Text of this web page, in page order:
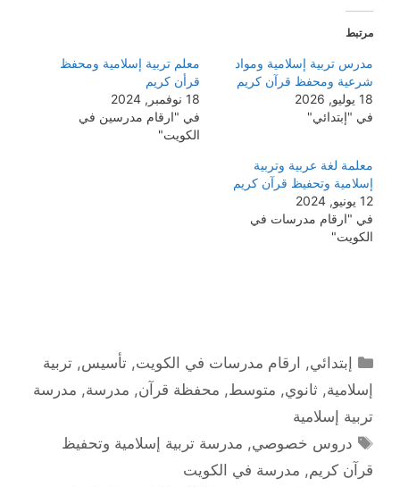
مرتبط
مدرس تربية إسلامية ومواد
شرعية ومحفظ قرآن كريم
18 يوليو, 2026
في "إبتدائي"
معلم تربية إسلامية ومحفظ
قرأن كريم
18 نوفمبر, 2024
في "ارقام مدرسين في
الكويت"
معلمة لغة عربية وتربية
إسلامية وتحفيظ قرآن كريم
12 يونيو, 2024
في "ارقام مدرسات في
الكويت"
التصنيفات
إبتدائي, ارقام مدرسات في الكويت,تأسيس,تربية
إسلامية, ثانوي, متوسط, محفظة قرآن, مدرسة, مدرسة
تربية إسلامية
الوسوم
دروس خصوصي, مدرسة تربية إسلامية وتحفيظ
قرآن كريم, مدرسة في الكويت